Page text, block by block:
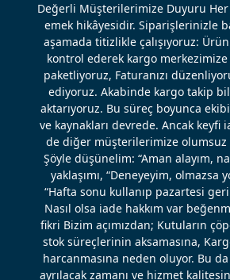
Değerli Müşterilerimize Duyuru
emek hikâyesidir. Siparişlerinizle
aşamada titizlikle çalışıyoruz:
kontrol ederek kargo merkezimize
paketliyoruz, Faturanızı
ediyoruz. Akabinde kargo takip
aktarıyoruz. Bu süreç boyunca
ve kaynakları devrede. Ancak keyfi
de diğer müşterilerimize olumsuz
Şöyle düşünelim: “Aman alayım,
yaklaşımı, “Deneyeyim, olmazsa
“Hafta sonu kullanıp pazartesi
Nasıl olsa iade hakkım var
fikri Bizim açımızdan; Kutuların
stok süreçlerinin aksamasına,
harcanmasına neden oluyor. Bu
ayrılacak zamanı ve hizmet